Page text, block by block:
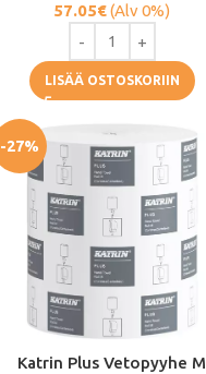
57.05€(Alv 0%)
LISÄÄ OSTOSKORIIN
-27%
Katrin Plus Vetopyyhe M